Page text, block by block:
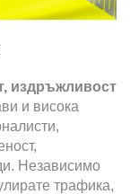
издръжливост
и висока
Независимо
трафика,